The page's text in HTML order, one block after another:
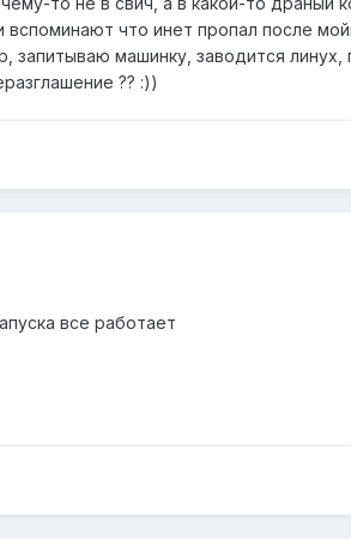
что инет пропал после
машинку, заводится
?? :))
все работает